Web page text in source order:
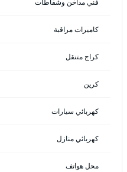
فني مداخن وشفاطات
كاميرات مراقبة
كراج متنقل
كرين
كهربائي سيارات
كهربائي منازل
محل هواتف